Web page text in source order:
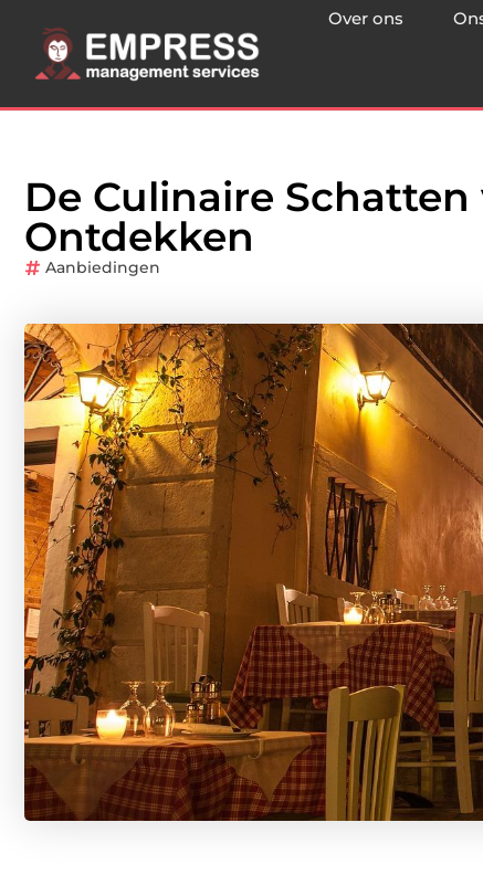
Over ons
De Culinaire
Ontdekken
Aanbiedingen